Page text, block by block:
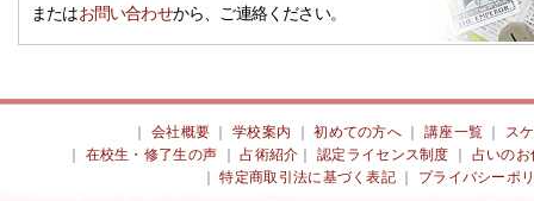
またはお問い合わせから、ご連絡ください。
会社概要 ｜学校案内 ｜初めての方へ 講座一覧
ス
在校生・修了生の声 ｜占術紹介 ｜認定ライセンス制度
占いのお
｜特定商取引法に基づく表記 プライバシーポ